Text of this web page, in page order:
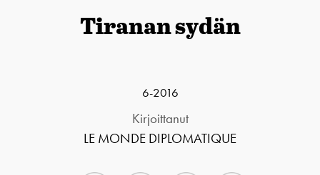
Tiranan sydän
6-2016
Kirjoittanut
LE MONDE DIPLOMATIQUE